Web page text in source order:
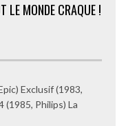
LE MONDE CRAQUE !
Exclusif (1983,
(1985, Philips) La